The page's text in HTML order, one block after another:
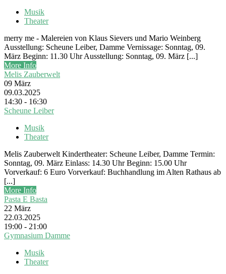
Musik
Theater
merry me - Malereien von Klaus Sievers und Mario Weinberg
Ausstellung: Scheune Leiber, Damme Vernissage: Sonntag, 09.
März Beginn: 11.30 Uhr Ausstellung: Sonntag, 09. März [...]
More Info
Melis Zauberwelt
09 März
09.03.2025
14:30 - 16:30
Scheune Leiber
Musik
Theater
Melis Zauberwelt Kindertheater: Scheune Leiber, Damme Termin:
Sonntag, 09. März Einlass: 14.30 Uhr Beginn: 15.00 Uhr
Vorverkauf: 6 Euro Vorverkauf: Buchhandlung im Alten Rathaus ab
[...]
More Info
Pasta E Basta
22 März
22.03.2025
19:00 - 21:00
Gymnasium Damme
Musik
Theater